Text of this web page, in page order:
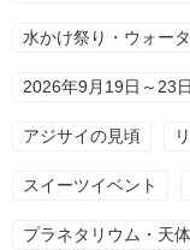
水かけ祭り・ウォー
2026年9月19日～23
アジサイの見頃
スイーツイベント
プラネタリウム・天